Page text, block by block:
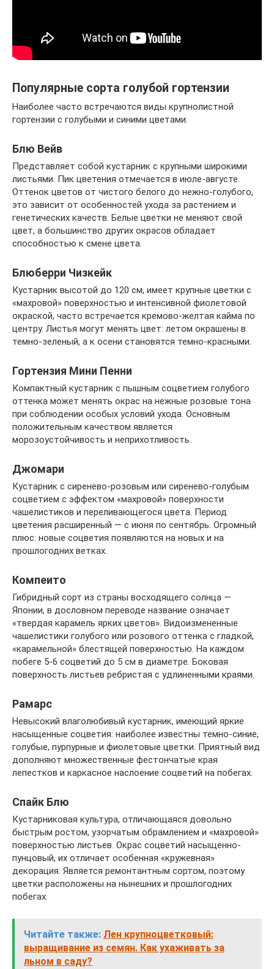
Популярные сорта голубой гортензии
Наиболее часто встречаются виды крупнолистной
гортензии с голубыми и синими цветами.
Блю Вейв
Представляет собой кустарник с крупными широкими
листьями. Пик цветения отмечается в июле-августе.
Оттенок цветов от чистого белого до нежно-голубого,
это зависит от особенностей ухода за растением и
генетических качеств. Белые цветки не меняют свой
цвет, а большинство других окрасов обладает
способностью к смене цвета.
Блюберри Чизкейк
Кустарник высотой до 120 см, имеет крупные цветки с
«махровой» поверхностью и интенсивной фиолетовой
окраской, часто встречается кремово-желтая кайма по
центру. Листья могут менять цвет: летом окрашены в
темно-зеленый, а к осени становятся темно-красными.
Гортензия Мини Пенни
Компактный кустарник с пышным соцветием голубого
оттенка может менять окрас на нежные розовые тона
при соблюдении особых условий ухода. Основным
положительным качеством является
морозоустойчивость и неприхотливость.
Джомари
Кустарник с сиренево-розовым или сиренево-голубым
соцветием с эффектом «махровой» поверхности
чашелистиков и переливающегося цвета. Период
цветения расширенный — с июня по сентябрь. Огромный
плюс: новые соцветия появляются на новых и на
прошлогодних ветках.
Компеито
Гибридный сорт из страны восходящего солнца —
Японии, в дословном переводе название означает
«твердая карамель ярких цветов». Видоизмененные
чашелистики голубого или розового оттенка с гладкой,
«карамельной» блестящей поверхностью. На каждом
побеге 5-6 соцветий до 5 см в диаметре. Боковая
поверхность листьев ребристая с удлиненными краями.
Рамарс
Невысокий влаголюбивый кустарник, имеющий яркие
насыщенные соцветия: наиболее известны темно-синие,
голубые, пурпурные и фиолетовые цветки. Приятный вид
дополняют множественные фестончатые края
лепестков и каркасное наслоение соцветий на побегах.
Спайк Блю
Кустарниковая культура, отличающаяся довольно
быстрым ростом, узорчатым обрамлением и «махровой»
поверхностью листьев. Окрас соцветий насыщенно-
пунцовый, их отличает особенная «кружевная»
декорация. Является ремонтантным сортом, поэтому
цветки расположены на нынешних и прошлогодних
побегах.
Читайте также: Лен крупноцветковый:
выращивание из семян. Как ухаживать за
льном в саду?